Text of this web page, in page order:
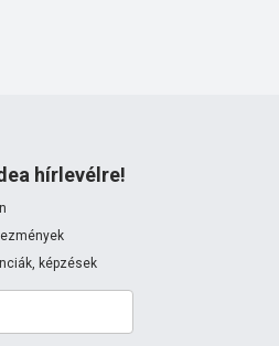
hírlevélre!
képzések